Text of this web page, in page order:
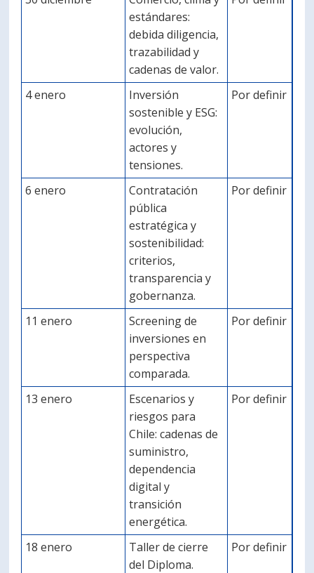
estándares:
debida diligencia,
trazabilidad y
cadenas de valor.
4 enero
Inversión
sostenible y ESG:
evolución,
actores y
tensiones.
Por definir
6 enero
Contratación
pública
estratégica y
sostenibilidad:
criterios,
transparencia y
gobernanza.
Por definir
11 enero
Screening de
inversiones en
perspectiva
comparada.
Por definir
13 enero
Escenarios y
riesgos para
Chile: cadenas de
suministro,
dependencia
digital y
transición
energética.
Por definir
18 enero
Taller de cierre
del Diploma.
Por definir